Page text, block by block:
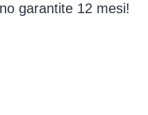
garantite 12 mesi!